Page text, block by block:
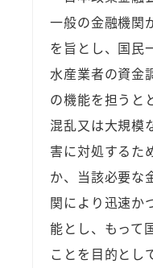
一般の金融機関
を旨とし、国民
水産業者の資金
の機能を担うと
混乱又は大規模
害に対処するた
か、当該必要な
関により迅速か
能とし、もって
ことを目的とし